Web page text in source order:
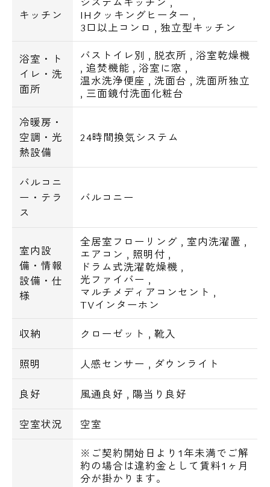
キッチン
IHクッキングヒーター ,
3口以上コンロ , 独立型キッチン
浴室・ト
イレ・洗
面所
バストイレ別 , 脱衣所 , 浴室乾燥機
,追焚機能 , 浴室に窓 ,
温水洗浄便座 , 洗面台 , 洗面所独立
, 三面鏡付洗面化粧台
冷暖房・
空調・光
熱設備
24時間換気システム
バルコニ
ー・テラ
ス
バルコニー
室内設
備・情報
設備・仕
様
全居室フローリング , 室内洗濯置 ,
エアコン , 照明付 ,
ドラム式洗濯乾燥機 ,
光ファイバー ,
マルチメディアコンセント ,
TVインターホン
収納 クローゼット , 靴入
照明 人感センサー , ダウンライト
良好 風通良好 , 陽当り良好
空室状況 空室
※ご契約開始日より1年未満でご解
約の場合は違約金として賃料1ヶ月
分が掛かります。
電話でお問い合わせ
0120-500-529
営業時間 10：00～18：00
メールでお問い合わせ
お問い合わせ